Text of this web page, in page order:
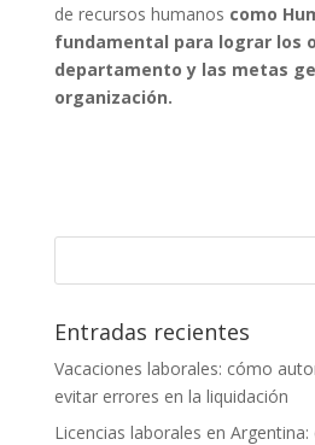
de recursos humanos como
fundamental para lograr los
departamento y las metas
organización.
Entradas recientes
Vacaciones laborales: cómo
evitar errores en la liquidación
Licencias laborales en